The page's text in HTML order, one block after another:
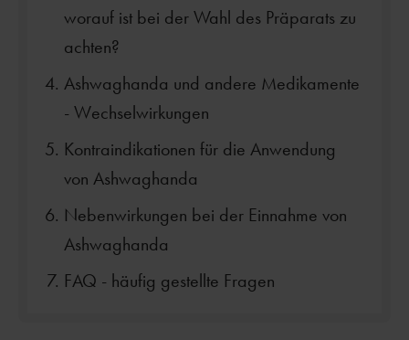
worauf ist bei der Wahl des Präparats zu
achten?
Ashwaghanda und andere Medikamente
- Wechselwirkungen
Kontraindikationen für die Anwendung
von Ashwaghanda
Nebenwirkungen bei der Einnahme von
Ashwaghanda
FAQ - häufig gestellte Fragen